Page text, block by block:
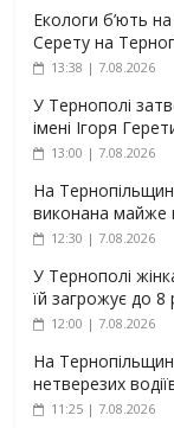
Екологи б’ють
Серету на
13:38 | 7.08.2026
У Тернополі
імені Ігоря
13:00 | 7.08.2026
На
виконана майже
12:30 | 7.08.2026
У Тернополі
їй загрожує до 8
12:00 | 7.08.2026
На
нетверезих
11:25 | 7.08.2026